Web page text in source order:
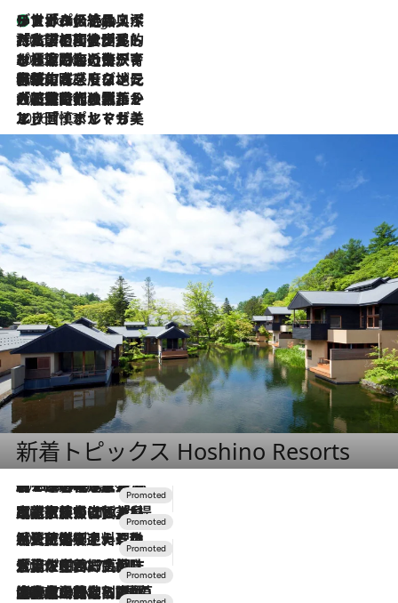
4 Hours Ago
リスボンの絶品スイーツ「パステル・デ・ナタ」とは？ポルトガル伝統の奥深い世界へ
2026.7.27
「私の祖国はポルトガル語です」国民的詩人フェルナンド・ペソアと、彼が愛した文学の街を歩く
2026.7.26
ポルトガル近海が育む極上の海の幸。キリリと冷えた白ワインと愉しむ、シーフード専門店の贅沢
2026.7.22
伝統の味をモダンに昇華。高感度な地元客が集う、リスボンの最旬ガストロノミー
2026.7.21
大航海時代の栄華から、震災、独裁、そして革命へ。ポルトガル・首都リスボンの石畳に刻まれた「歴史の光と影」
2026.7.13
エッセイ・ヤマザキマリ「慎ましくも美しき国 ポルトガル」
新着トピックス Hoshino Resorts
2026.8.7
【トンボの足水浴】ヒノキの香りに包まれて涼感マックス！約13℃の湧水かけ流しを避暑地「星野温泉 トンボの湯」で体験
2026.7.31
【ホテル帰省】という選択肢をOMOが提案。家族とほどよい距離を保つには「昼は実家、夜は気兼ねなくホテルで！」
2026.7.24
【夏限定ディナーコース】旬を迎える稚鮎や花ズッキーニなどをイタリア・トスカーナの郷土料理の手法で満喫！
2026.7.17
「土佐和ハーブかき氷」がOMO7高知に登場！生姜、山椒、大葉など目にも舌にも涼を呼ぶ郷土の味
2026.7.10
NEW OPEN！【界 草津】名湯の地に誕生。趣の異なる2種の温泉と上州ならではの会席・蕎麦割烹など美食を味わう究極の癒やし旅